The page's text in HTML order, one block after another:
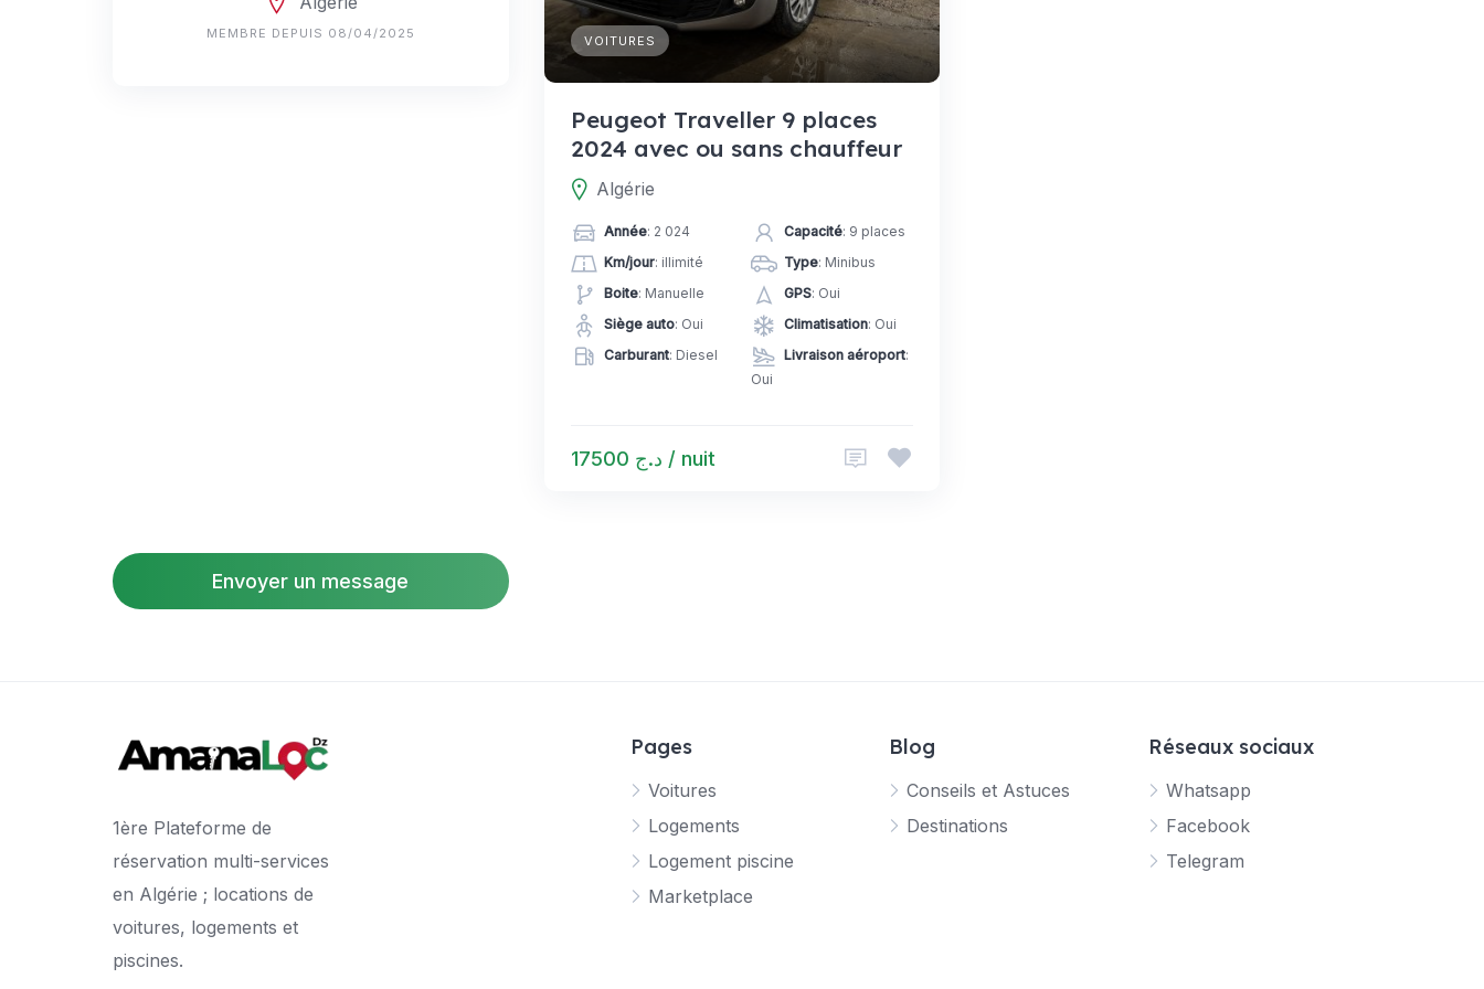
MEMBRE DEPUIS 08/04/2025
Envoyer un message
VOITURES
Peugeot Traveller 9 places
2024 avec ou sans chauffeur
Algérie
Année: 2 024 Capacité: 9 places
Km/jour: illimité Type: Minibus
Boite: Manuelle GPS: Oui
Siège auto: Oui Climatisation: Oui
Carburant: Diesel Livraison aéroport:
Oui
د.ج 17500 / nuit
1ère Plateforme de
réservation multi-services
en Algérie ; locations de
voitures, logements et
piscines.
Pages
Voitures
Logements
Logement piscine
Marketplace
Blog
Conseils et Astuces
Destinations
Réseaux sociaux
Whatsapp
Facebook
Telegram